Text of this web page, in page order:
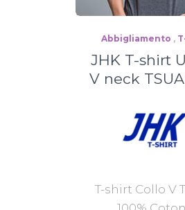
Abbigliamento ,
JHK T-shirt
V neck
T-shirt Collo V